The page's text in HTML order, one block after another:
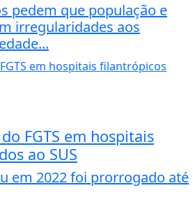
pedem que população e
irregularidades aos
FGTS em hospitais
ao SUS
em 2022 foi prorrogado até